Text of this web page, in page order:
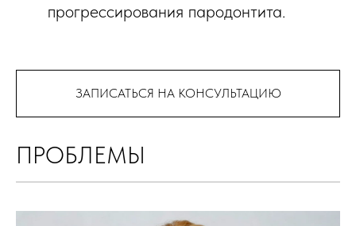
прогрессирования пародонтита.
ЗАПИСАТЬСЯ НА КОНСУЛЬТАЦИЮ
ПРОБЛЕМЫ